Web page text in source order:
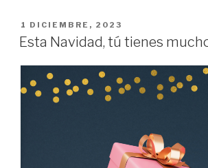
PUBLICADO
EN
1 DICIEMBRE, 2023
Esta Navidad, tú tienes